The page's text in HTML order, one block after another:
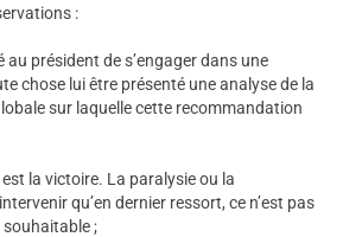
:
au président de s’engager dans une
chose lui être présenté une analyse de la
sur laquelle cette recommandation
est la victoire. La paralysie ou la
qu’en dernier ressort, ce n’est pas
;